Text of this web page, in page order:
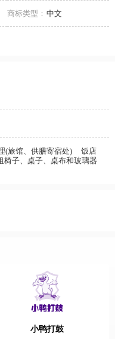
商标类型： 中文
(旅馆、供膳寄宿处)
饭店
椅子、桌子、桌布和玻璃器
小鸭打鼓